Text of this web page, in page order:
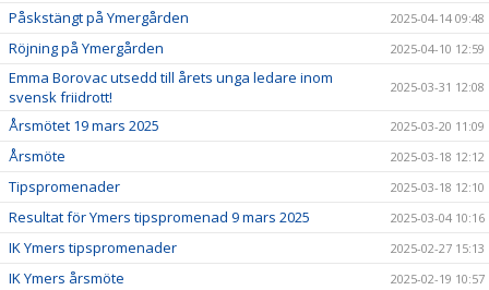
Påskstängt på Ymergården 2025-04-14 09:48
Röjning på Ymergården 2025-04-10 12:59
Emma Borovac utsedd till årets unga ledare inom
svensk friidrott!
2025-03-31 12:08
Årsmötet 19 mars 2025 2025-03-20 11:09
Årsmöte 2025-03-18 12:12
Tipspromenader 2025-03-18 12:10
Resultat för Ymers tipspromenad 9 mars 2025 2025-03-04 10:16
IK Ymers tipspromenader 2025-02-27 15:13
IK Ymers årsmöte 2025-02-19 10:57